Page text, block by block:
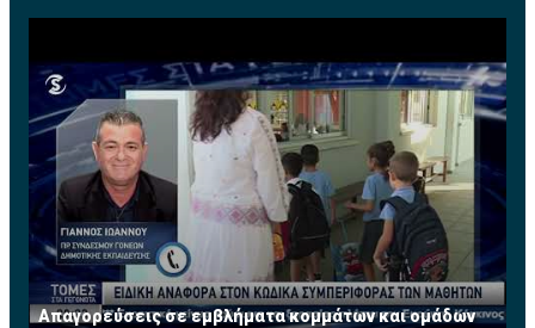
Απαγορεύσεις σε εμβλήματα κομμάτων και ομάδων